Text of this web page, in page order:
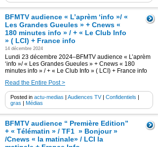
BFMTV audience « L’aprèm ‘info »/ «
Les Grandes Gueules » + Cnews «
180 minutes info » / + « Le Club Info
» ( LCI) + France info
14 décembre 2024
Lundi 23 décembre 2024–BFMTV audience « L’aprèm
‘info »/ « Les Grandes Gueules » + Cnews « 180
minutes info » / + « Le Club Info » ( LCI) + France info
Read the Entire Post >
Posted in actu-medias | Audiences TV| Confidentiels |
gras | Médias
BFMTV audience “ Première Edition”
+ « Télématin » / TF1 » Bonjour »
/Cnews « la matinale» / LCI la